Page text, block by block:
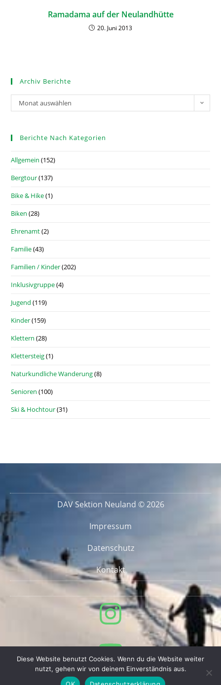
Ramadama auf der Neulandhütte
20. Juni 2013
Archiv Berichte
Monat auswählen
Berichte Nach Kategorien
Allgemein (152)
Bergtour(137)
Bike & Hike(1)
Biken (28)
Ehrenamt(2)
Familie(43)
Familien / Kinder(202)
Inklusivgruppe(4)
Jugend (119)
Kinder(159)
Klettern (28)
Klettersteig(1)
Naturkundliche Wanderung(8)
Senioren (100)
Ski & Hochtour(31)
DAV Sektion Neuland © 2026
Impressum
Datenschutz
Kontakt
Diese Website benutzt Cookies. Wenn du die Website weiter
nutzt, gehen wir von deinem Einverständnis aus.